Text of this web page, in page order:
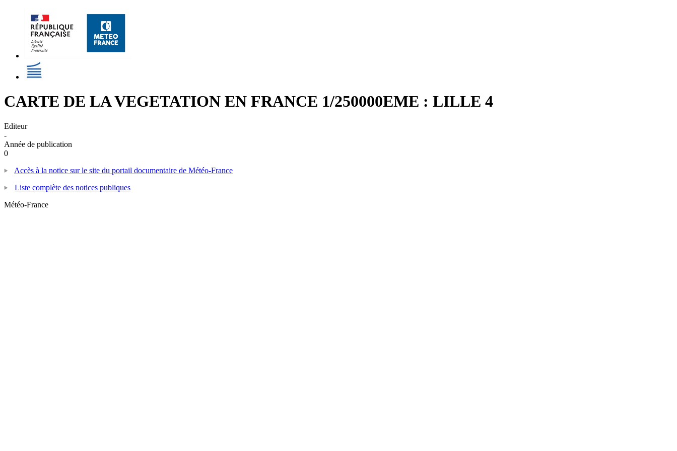
CARTE DE LA VEGETATION EN FRANCE 1/250000EME : LILLE 4
Editeur
-
Année de publication
0
Accès à la notice sur le site du portail documentaire de Météo-France
Liste complète des notices publiques
Météo-France